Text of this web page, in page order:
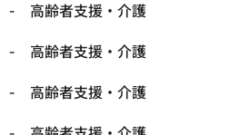
高齢者支援・介護
高齢者支援・介護
高齢者支援・介護